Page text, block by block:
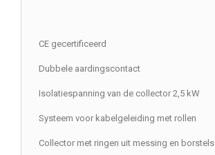
CE gecertificeerd
Dubbele aardingscontact
Isolatiespanning van de collector 2,5 kW
Systeem voor kabelgeleiding met rollen
Collector met ringen uit messing en borstels